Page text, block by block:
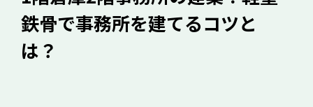
鉄骨で事務所を建てるコツと
は？